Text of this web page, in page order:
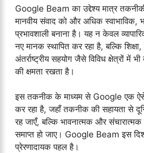
Google Beam का उद्देश्य मात्र
मानवीय संवाद को और अधिक स्वाभाविक,
प्रभावशाली बनाना है। यह न केवल
नए मानक स्थापित कर रहा है, बल्कि
अंतर्राष्ट्रीय सहयोग जैसे विविध क्षेत्रों में
की क्षमता रखता है।
इस तकनीक के माध्यम से Google एक ऐसे
कर रहा है, जहाँ तकनीक की सहायता से
रह जाएँ, बल्कि भावनात्मक और संचारात्मक
समाप्त हो जाए। Google Beam इस
प्रेरणादायक पहल है।